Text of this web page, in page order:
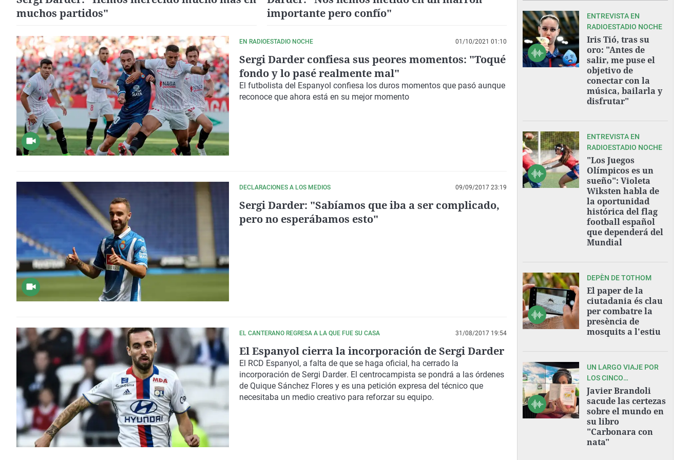
muchos partidos"
importante pero confío"
EN RADIOESTADIO NOCHE 01/10/2021 01:10
Sergi Darder confiesa sus peores momentos: "Toqué
fondo y lo pasé realmente mal"
El futbolista del Espanyol confiesa los duros momentos que pasó aunque
reconoce que ahora está en su mejor momento
DECLARACIONES A LOS MEDIOS 09/09/2017 23:19
Sergi Darder: "Sabíamos que iba a ser complicado,
pero no esperábamos esto"
EL CANTERANO REGRESA A LA QUE FUE SU CASA 31/08/2017 19:54
El Espanyol cierra la incorporación de Sergi Darder
El RCD Espanyol, a falta de que se haga oficial, ha cerrado la
incorporación de Sergi Darder. El centrocampista se pondrá a las órdenes
de Quique Sánchez Flores y es una petición expresa del técnico que
necesitaba un medio creativo para reforzar su equipo.
ENTREVISTA EN
RADIOESTADIO NOCHE
Iris Tió, tras su
oro: "Antes de
salir, me puse el
objetivo de
conectar con la
música, bailarla y
disfrutar"
ENTREVISTA EN
RADIOESTADIO NOCHE
"Los Juegos
Olímpicos es un
sueño": Violeta
Wiksten habla de
la oportunidad
histórica del flag
football español
que dependerá del
Mundial
DEPÈN DE TOTHOM
El paper de la
ciutadania és clau
per combatre la
presència de
mosquits a l'estiu
UN LARGO VIAJE POR
LOS CINCO
CONTINENTES
Javier Brandoli
sacude las certezas
sobre el mundo en
su libro
"Carbonara con
nata"